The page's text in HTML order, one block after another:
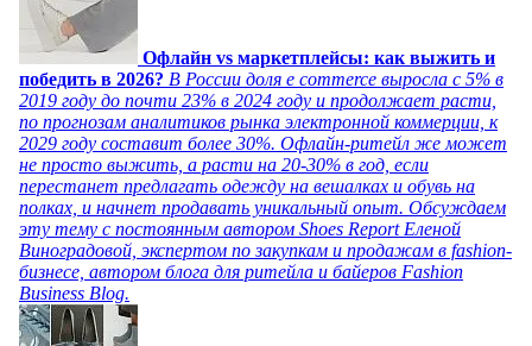
Офлайн vs маркетплейсы: как выжить и
победить в 2026? В России доля e commerce выросла с 5% в
2019 году до почти 23% в 2024 году и продолжает расти,
по прогнозам аналитиков рынка электронной коммерции, к
2029 году составит более 30%. Офлайн-ритейл же может
не просто выжить, а расти на 20-30% в год, если
перестанет предлагать одежду на вешалках и обувь на
полках, и начнет продавать уникальный опыт. Обсуждаем
эту тему с постоянным автором Shoes Report Еленой
Виноградовой, экспертом по закупкам и продажам в fashion-
бизнесе, автором блога для ритейла и байеров Fashion
Business Blog.